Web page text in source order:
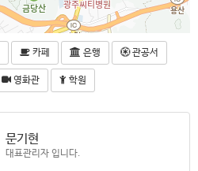
카페 은행 관공서
영화관 학원
문기현
대표관리자 입니다.